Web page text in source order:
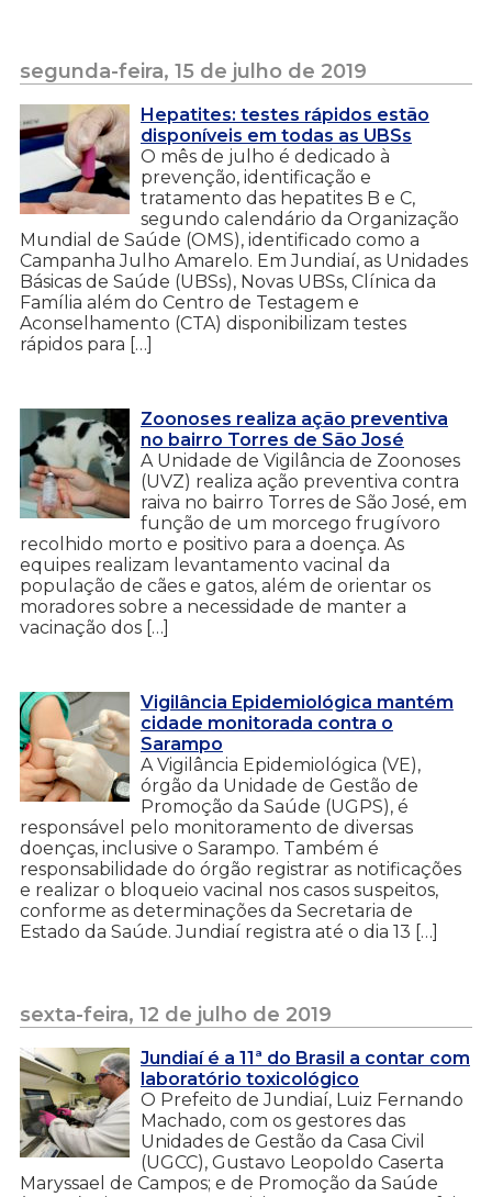
segunda-feira, 15 de julho de 2019
Hepatites: testes rápidos estão
disponíveis em todas as UBSs
O mês de julho é dedicado à
prevenção, identificação e
tratamento das hepatites B e C,
segundo calendário da Organização
Mundial de Saúde (OMS), identificado como a
Campanha Julho Amarelo. Em Jundiaí, as Unidades
Básicas de Saúde (UBSs), Novas UBSs, Clínica da
Família além do Centro de Testagem e
Aconselhamento (CTA) disponibilizam testes
rápidos para […]
Zoonoses realiza ação preventiva
no bairro Torres de São José
A Unidade de Vigilância de Zoonoses
(UVZ) realiza ação preventiva contra
raiva no bairro Torres de São José, em
função de um morcego frugívoro
recolhido morto e positivo para a doença. As
equipes realizam levantamento vacinal da
população de cães e gatos, além de orientar os
moradores sobre a necessidade de manter a
vacinação dos […]
Vigilância Epidemiológica mantém
cidade monitorada contra o
Sarampo
A Vigilância Epidemiológica (VE),
órgão da Unidade de Gestão de
Promoção da Saúde (UGPS), é
responsável pelo monitoramento de diversas
doenças, inclusive o Sarampo. Também é
responsabilidade do órgão registrar as notificações
e realizar o bloqueio vacinal nos casos suspeitos,
conforme as determinações da Secretaria de
Estado da Saúde. Jundiaí registra até o dia 13 […]
sexta-feira, 12 de julho de 2019
Jundiaí é a 11ª do Brasil a contar com
laboratório toxicológico
O Prefeito de Jundiaí, Luiz Fernando
Machado, com os gestores das
Unidades de Gestão da Casa Civil
(UGCC), Gustavo Leopoldo Caserta
Maryssael de Campos; e de Promoção da Saúde